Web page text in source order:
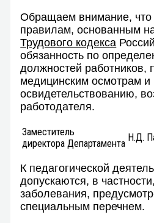
Обращаем внимание,
правилам, основанным
Трудового кодекса
обязанность по
должностей
медицинским осмотрам и
освидетельствованию,
работодателя.
Заместитель
директора Департамента
Н.Д.
К педагогической
допускаются, в
заболевания,
специальным перечнем.